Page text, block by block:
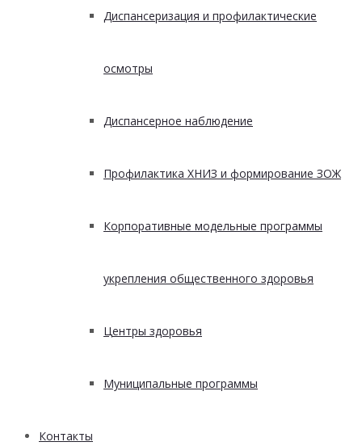
Диспансеризация и профилактические
осмотры
Диспансерное наблюдение
Профилактика ХНИЗ и формирование ЗОЖ
Корпоративные модельные программы
укрепления общественного здоровья
Центры здоровья
Муниципальные программы
Контакты